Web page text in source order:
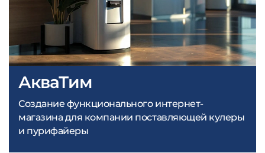
АкваТим
Создание функционального интернет-
магазина для компании поставляющей кулеры
и пурифайеры